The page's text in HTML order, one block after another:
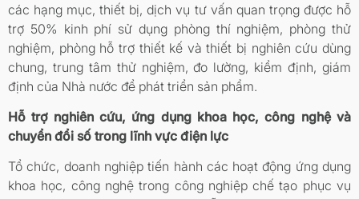
các hạng mục, thiết bị, dịch vụ tư vấn quan trọng được hỗ
trợ 50% kinh phí sử dụng phòng thí nghiệm, phòng thử
nghiệm, phòng hỗ trợ thiết kế và thiết bị nghiên cứu dùng
chung, trung tâm thử nghiệm, đo lường, kiểm định, giám
định của Nhà nước để phát triển sản phẩm.
Hỗ trợ nghiên cứu, ứng dụng khoa học, công nghệ và
chuyển đổi số trong lĩnh vực điện lực
Tổ chức, doanh nghiệp tiến hành các hoạt động ứng dụng
khoa học, công nghệ trong công nghiệp chế tạo phục vụ